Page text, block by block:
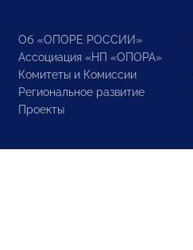
Об «ОПОРЕ РОССИИ»
Ассоциация «НП «ОПОРА»
Комитеты и Комиссии
Региональное развитие
Проекты